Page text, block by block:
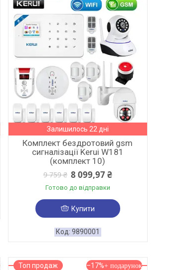
Залишилось 22 дні
Комплект бездротовий gsm
сигналізації Kerui W181
(комплект 10)
9 759 ₴ 8 099,97 ₴
Готово до відправки
Купити
9890001
Топ продаж –17%